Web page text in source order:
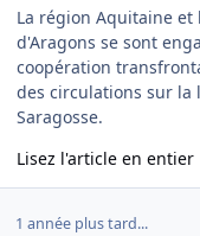
La région Aquitaine
d'Aragons se sont
coopération
des circulations sur la
Saragosse.
Lisez l'article en entier
1 année plus tard...